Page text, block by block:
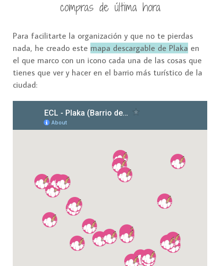
compras de última hora
Para facilitarte la organización y que no te pierdas
nada, he creado este mapa descargable de Plaka en
el que marco con un icono cada una de las cosas que
tienes que ver y hacer en el barrio más turístico de la
ciudad: